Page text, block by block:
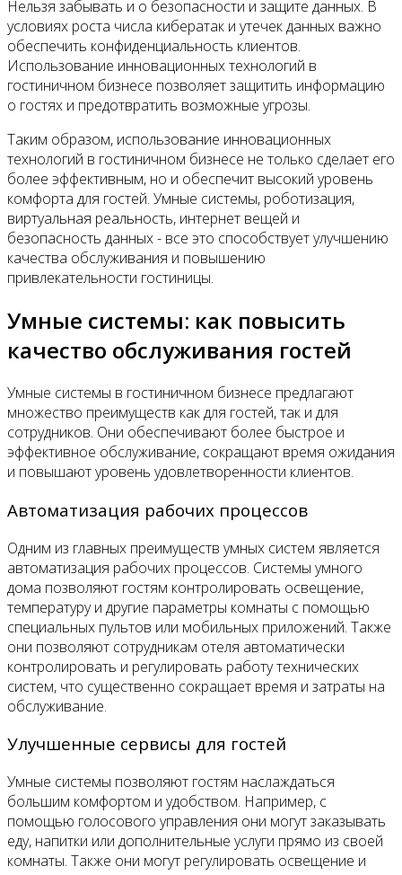
Нельзя забывать и о безопасности и защите данных. В
условиях роста числа кибератак и утечек данных важно
обеспечить конфиденциальность клиентов.
Использование инновационных технологий в
гостиничном бизнесе позволяет защитить информацию
о гостях и предотвратить возможные угрозы.
Таким образом, использование инновационных
технологий в гостиничном бизнесе не только сделает его
более эффективным, но и обеспечит высокий уровень
комфорта для гостей. Умные системы, роботизация,
виртуальная реальность, интернет вещей и
безопасность данных - все это способствует улучшению
качества обслуживания и повышению
привлекательности гостиницы.
Умные системы: как повысить
качество обслуживания гостей
Умные системы в гостиничном бизнесе предлагают
множество преимуществ как для гостей, так и для
сотрудников. Они обеспечивают более быстрое и
эффективное обслуживание, сокращают время ожидания
и повышают уровень удовлетворенности клиентов.
Автоматизация рабочих процессов
Одним из главных преимуществ умных систем является
автоматизация рабочих процессов. Системы умного
дома позволяют гостям контролировать освещение,
температуру и другие параметры комнаты с помощью
специальных пультов или мобильных приложений. Также
они позволяют сотрудникам отеля автоматически
контролировать и регулировать работу технических
систем, что существенно сокращает время и затраты на
обслуживание.
Улучшенные сервисы для гостей
Умные системы позволяют гостям наслаждаться
большим комфортом и удобством. Например, с
помощью голосового управления они могут заказывать
еду, напитки или дополнительные услуги прямо из своей
комнаты. Также они могут регулировать освещение и